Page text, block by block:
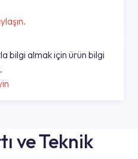
bilgi almak için ürün bilgi
ve Teknik